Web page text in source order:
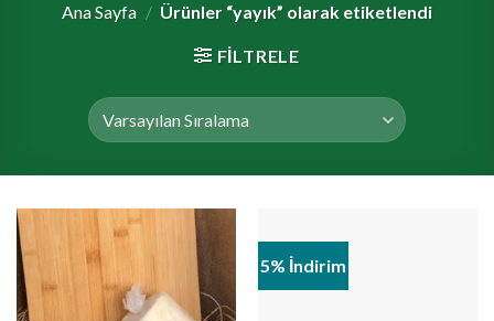
Ana Sayfa / Ürünler “yayık” olarak etiketlendi
FILTRELE
5% İndirim